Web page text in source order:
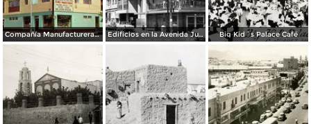
Compañía Manufacturera Plamex, en el cruce de Insurgentes y Paraguay Edificios en la Avenida Juárez Big Kid´s Palace Café